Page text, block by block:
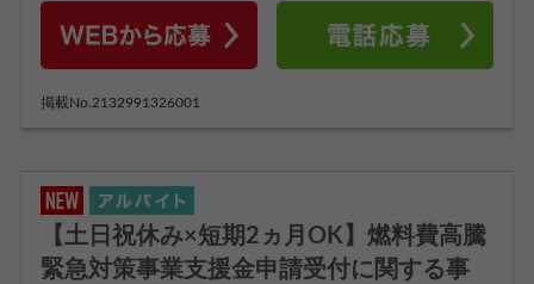
掲載No.2132991326001
【土日祝休み×短期2ヵ月OK】燃料費高騰
緊急対策事業支援金申請受付に関する事